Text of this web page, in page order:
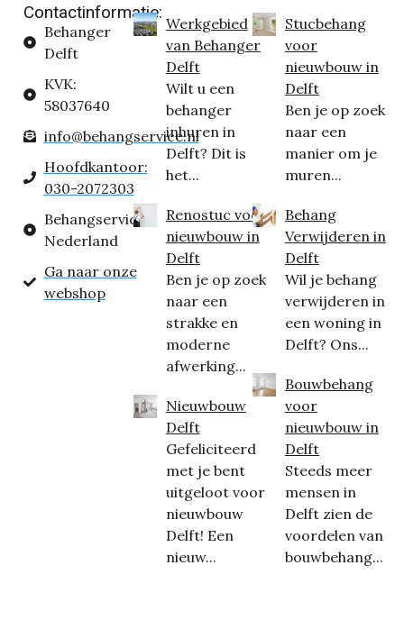
Contactinformatie:
Behanger
Delft
KVK:
58037640
info@behangservice.nl
Hoofdkantoor:
030-2072303
Behangservice
Nederland
Ga naar onze
webshop
Werkgebied
van Behanger
Delft
Wilt u een
behanger
inhuren in
Delft? Dit is
het...
Renostuc voor
nieuwbouw in
Delft
Ben je op zoek
naar een
strakke en
moderne
afwerking...
Nieuwbouw
Delft
Gefeliciteerd
met je bent
uitgeloot voor
nieuwbouw
Delft! Een
nieuw...
Stucbehang
voor
nieuwbouw in
Delft
Ben je op zoek
naar een
manier om je
muren...
Behang
Verwijderen in
Delft
Wil je behang
verwijderen in
een woning in
Delft? Ons...
Bouwbehang
voor
nieuwbouw in
Delft
Steeds meer
mensen in
Delft zien de
voordelen van
bouwbehang...